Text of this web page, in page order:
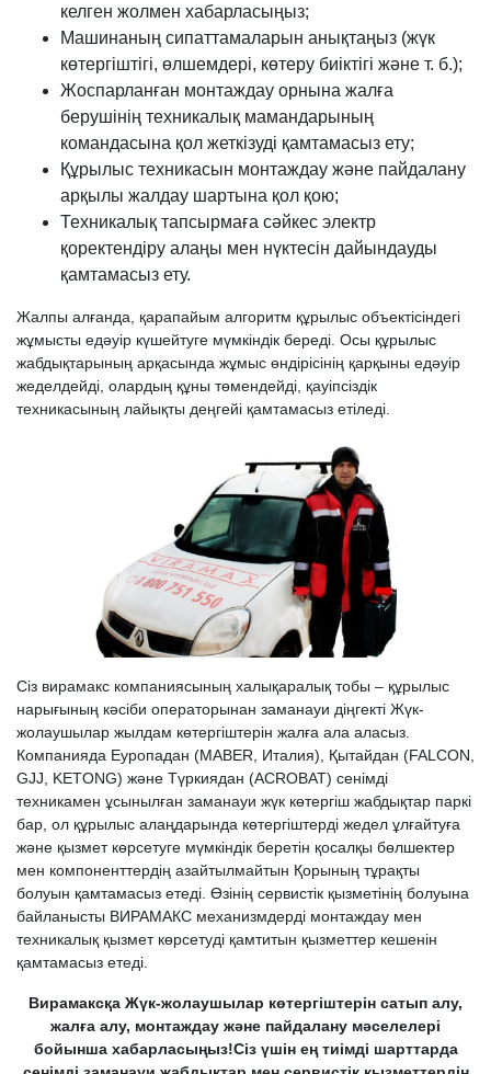
келген жолмен хабарласыңыз;
Машинаның сипаттамаларын анықтаңыз (жүк
көтергіштігі, өлшемдері, көтеру биіктігі және т. б.);
Жоспарланған монтаждау орнына жалға
берушінің техникалық мамандарының
командасына қол жеткізуді қамтамасыз ету;
Құрылыс техникасын монтаждау және пайдалану
арқылы жалдау шартына қол қою;
Техникалық тапсырмаға сәйкес электр
қоректендіру алаңы мен нүктесін дайындауды
қамтамасыз ету.
Жалпы алғанда, қарапайым алгоритм құрылыс объектісіндегі
жұмысты едәуір күшейтуге мүмкіндік береді. Осы құрылыс
жабдықтарының арқасында жұмыс өндірісінің қарқыны едәуір
жеделдейді, олардың құны төмендейді, қауіпсіздік
техникасының лайықты деңгейі қамтамасыз етіледі.
Сіз вирамакс компаниясының халықаралық тобы – құрылыс
нарығының кәсіби операторынан заманауи діңгекті Жүк-
жолаушылар жылдам көтергіштерін жалға ала аласыз.
Компанияда Еуропадан (MABER, Италия), Қытайдан (FALCON,
GJJ, KETONG) және Түркиядан (ACROBAT) сенімді
техникамен ұсынылған заманауи жүк көтергіш жабдықтар паркі
бар, ол құрылыс алаңдарында көтергіштерді жедел ұлғайтуға
және қызмет көрсетуге мүмкіндік беретін қосалқы бөлшектер
мен компоненттердің азайтылмайтын Қорының тұрақты
болуын қамтамасыз етеді. Өзінің сервистік қызметінің болуына
байланысты ВИРАМАКС механизмдерді монтаждау мен
техникалық қызмет көрсетуді қамтитын қызметтер кешенін
қамтамасыз етеді.
Вирамаксқа Жүк-жолаушылар көтергіштерін сатып алу,
жалға алу, монтаждау және пайдалану мәселелері
бойынша хабарласыңыз!Сіз үшін ең тиімді шарттарда